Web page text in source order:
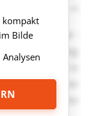
kompakt
Bilde